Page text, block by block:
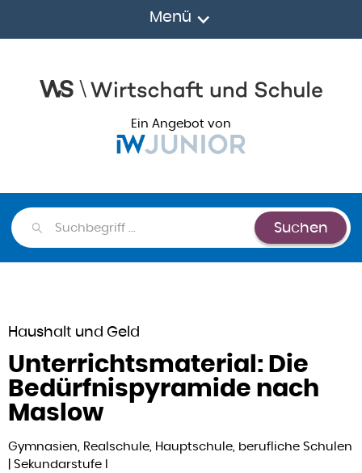
Menü
Ein Angebot von
Suchen Suchen
Unterrichtsmaterial: Die
Bedürfnispyramide nach
Maslow
Haushalt und Geld
Gymnasien, Realschule, Hauptschule, berufliche Schulen
| Sekundarstufe I